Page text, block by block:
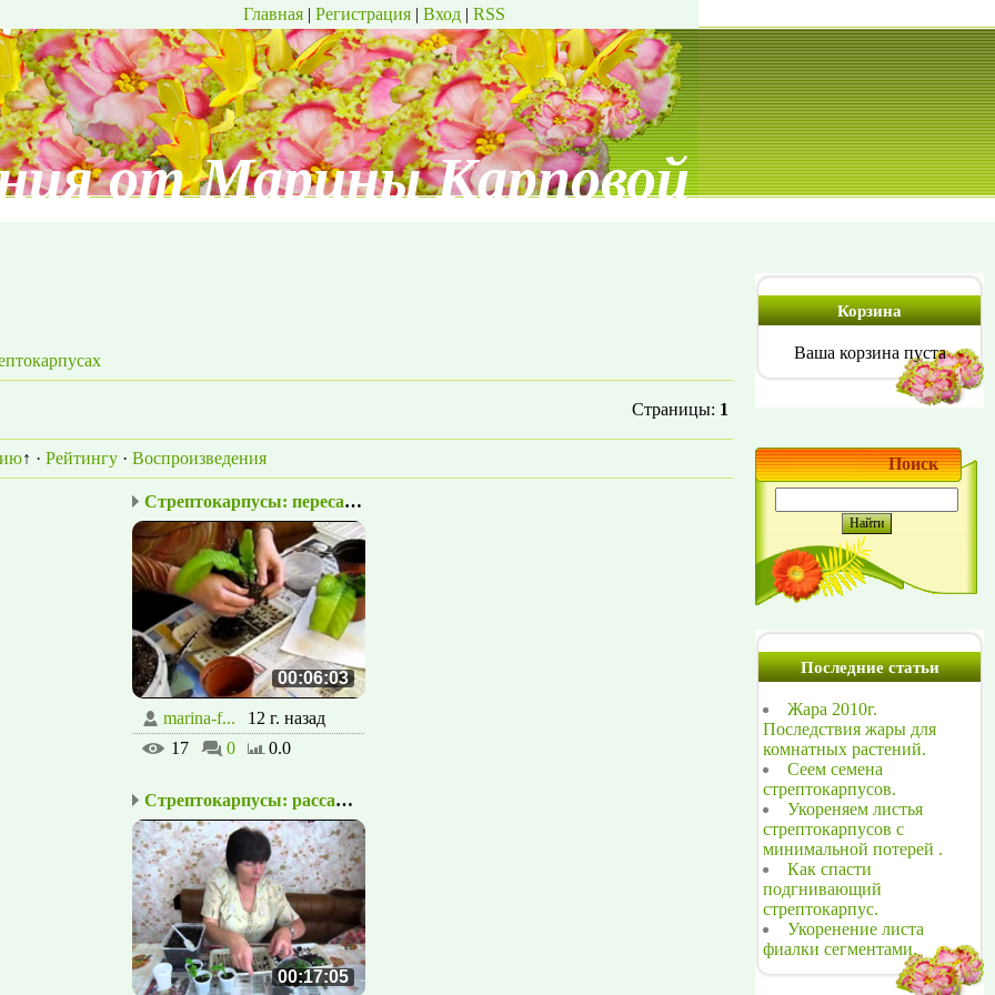
Главная | Регистрация | Вход | RSS
от Марины Карповой
Страницы: 1
↑ · Рейтингу · Воспроизведения
Стрептокарпусы: пересад...
00:06:03
marina-f...
12 г. назад
17
0 0.0
Стрептокарпусы: рассажи...
00:17:05
Корзина
Ваша корзина пуста
Поиск
Последние статьи
Жара 2010г.
Последствия жары для
комнатных растений.
Сеем семена
стрептокарпусов.
Укореняем листья
стрептокарпусов с
минимальной потерей .
Как спасти
подгнивающий
стрептокарпус.
Укоренение листа
фиалки сегментами.